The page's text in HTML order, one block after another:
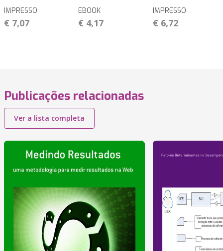
IMPRESSO
€ 7,07
EBOOK
€ 4,17
IMPRESSO
€ 6,72
Publicações relacionadas
Ver a lista completa